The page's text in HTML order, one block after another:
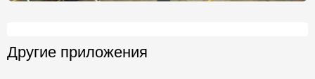
Другие приложения